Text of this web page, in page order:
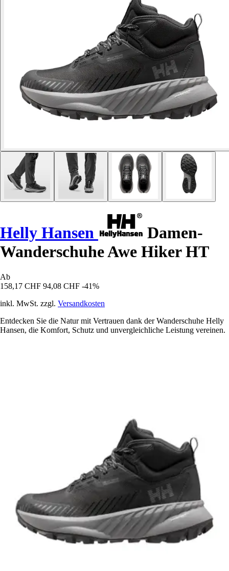
Helly Hansen
Damen-
Wanderschuhe Awe Hiker HT
Ab
158,17 CHF 94,08 CHF -41%
inkl. MwSt. zzgl. Versandkosten
Entdecken Sie die Natur mit Vertrauen dank der Wanderschuhe Helly
Hansen, die Komfort, Schutz und unvergleichliche Leistung vereinen.